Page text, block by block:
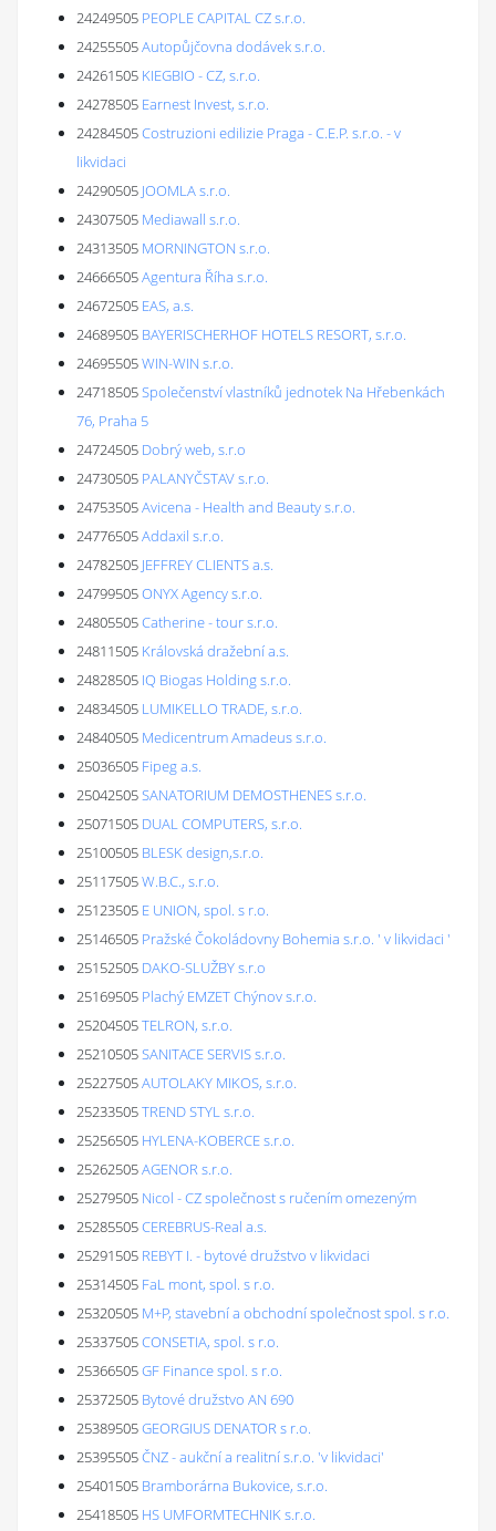
24249505 PEOPLE CAPITAL CZ s.r.o.
24255505Autopůjčovna dodávek s.r.o.
24261505 KIEGBIO - CZ, s.r.o.
24278505 Earnest Invest, s.r.o.
24284505Costruzioni edilizie Praga - C.E.P. s.r.o. - v
likvidaci
24290505 JOOMLA s.r.o.
24307505 Mediawall s.r.o.
24313505 MORNINGTON s.r.o.
24666505Agentura Říha s.r.o.
24672505 EAS, a.s.
24689505 BAYERISCHERHOF HOTELS RESORT, s.r.o.
24695505WIN-WIN s.r.o.
24718505Společenství vlastníků jednotek Na Hřebenkách
76, Praha 5
24724505 Dobrý web, s.r.o
24730505 PALANYČSTAV s.r.o.
24753505Avicena - Health and Beauty s.r.o.
24776505Addaxil s.r.o.
24782505 JEFFREY CLIENTS a.s.
24799505ONYX Agency s.r.o.
24805505Catherine - tour s.r.o.
24811505 Královská dražební a.s.
24828505 IQ Biogas Holding s.r.o.
24834505 LUMIKELLO TRADE, s.r.o.
24840505 Medicentrum Amadeus s.r.o.
25036505 Fipeg a.s.
25042505SANATORIUM DEMOSTHENES s.r.o.
25071505 DUAL COMPUTERS, s.r.o.
25100505 BLESK design,s.r.o.
25117505W.B.C., s.r.o.
25123505 E UNION, spol. s r.o.
25146505 Pražské Čokoládovny Bohemia s.r.o. ' v likvidaci '
25152505 DAKO-SLUŽBY s.r.o
25169505 Plachý EMZET Chýnov s.r.o.
25204505TELRON, s.r.o.
25210505SANITACE SERVIS s.r.o.
25227505AUTOLAKY MIKOS, s.r.o.
25233505TREND STYL s.r.o.
25256505 HYLENA-KOBERCE s.r.o.
25262505AGENOR s.r.o.
25279505 Nicol - CZ společnost s ručením omezeným
25285505CEREBRUS-Real a.s.
25291505 REBYT I. - bytové družstvo v likvidaci
25314505 FaL mont, spol. s r.o.
25320505 M+P, stavební a obchodní společnost spol. s r.o.
25337505CONSETIA, spol. s r.o.
25366505GF Finance spol. s r.o.
25372505 Bytové družstvo AN 690
25389505GEORGIUS DENATOR s r.o.
25395505ČNZ - aukční a realitní s.r.o. 'v likvidaci'
25401505 Bramborárna Bukovice, s.r.o.
25418505 HS UMFORMTECHNIK s.r.o.